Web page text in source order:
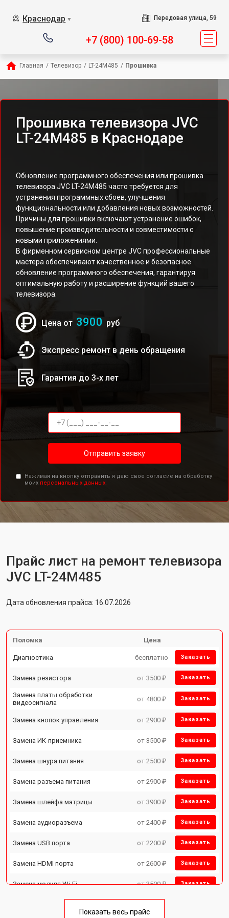
Краснодар ▼ Передовая улица, 59
+7 (800) 100-69-58
Главная / Телевизор / LT-24M485 / Прошивка
Прошивка телевизора JVC
LT-24M485 в Краснодаре
Обновление программного обеспечения или прошивка
телевизора JVC LT-24M485 часто требуется для
устранения программных сбоев, улучшения
функциональности или добавления новых возможностей.
Причины для прошивки включают устранение ошибок,
повышение производительности и совместимости с
новыми приложениями.
В фирменном сервисном центре JVC профессиональные
мастера обеспечивают качественное и безопасное
обновление программного обеспечения, гарантируя
оптимальную работу и расширение функций вашего
телевизора.
Цена от 3900 руб
Экспресс ремонт в день обращения
Гарантия до 3-х лет
Отправить заявку
Нажимая на кнопку отправить я даю свое согласие на обработку
моих персональных данных.
Прайс лист на ремонт телевизора
JVC LT-24M485
Дата обновления прайса: 16.07.2026
Поломка Цена
Диагностика бесплатно Заказать
Замена резистора от 3500 ₽ Заказать
Замена платы обработки
видеосигнала
от 4800 ₽ Заказать
Замена кнопок управления от 2900 ₽ Заказать
Замена ИК-приемника от 3500 ₽ Заказать
Замена шнура питания от 2500 ₽ Заказать
Замена разъема питания от 2900 ₽ Заказать
Замена шлейфа матрицы от 3900 ₽ Заказать
Замена аудиоразъема от 2400 ₽ Заказать
Замена USB порта от 2200 ₽ Заказать
Замена HDMI порта от 2600 ₽ Заказать
Замена модуля Wi-Fi от 3500 ₽ Заказать
Показать весь прайс